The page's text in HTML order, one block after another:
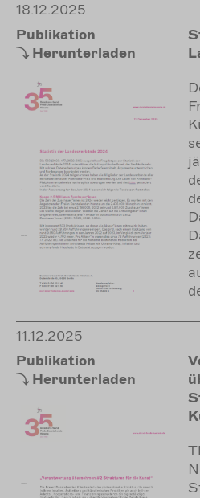
18.12.2025
Publikation
Herunterladen
11.12.2025
Publikation
Herunterladen